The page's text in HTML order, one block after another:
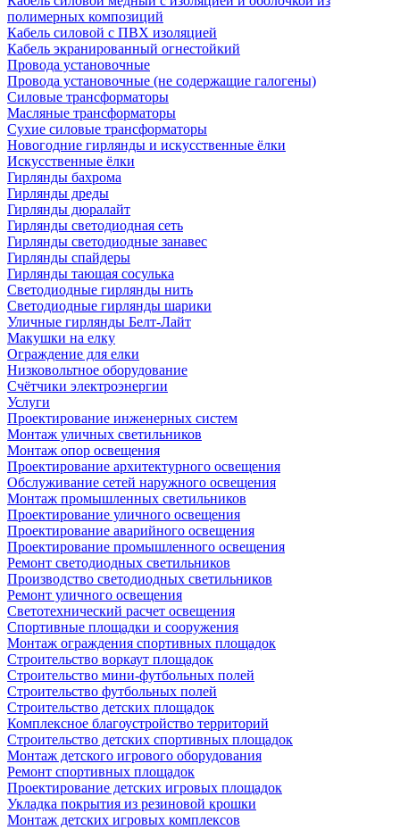
полимерных композиций
Кабель силовой с ПВХ изоляцией
Кабель экранированный огнестойкий
Провода установочные
Провода установочные (не содержащие галогены)
Силовые трансформаторы
Масляные трансформаторы
Сухие силовые трансформаторы
Новогодние гирлянды и искусственные ёлки
Искусственные ёлки
Гирлянды бахрома
Гирлянды дреды
Гирлянды дюралайт
Гирлянды светодиодная сеть
Гирлянды светодиодные занавес
Гирлянды спайдеры
Гирлянды тающая сосулька
Светодиодные гирлянды нить
Светодиодные гирлянды шарики
Уличные гирлянды Белт-Лайт
Макушки на елку
Ограждение для елки
Низковольтное оборудование
Счётчики электроэнергии
Услуги
Проектирование инженерных систем
Монтаж уличных светильников
Монтаж опор освещения
Проектирование архитектурного освещения
Обслуживание сетей наружного освещения
Монтаж промышленных светильников
Проектирование уличного освещения
Проектирование аварийного освещения
Проектирование промышленного освещения
Ремонт светодиодных светильников
Производство светодиодных светильников
Ремонт уличного освещения
Светотехнический расчет освещения
Спортивные площадки и сооружения
Монтаж ограждения спортивных площадок
Строительство воркаут площадок
Строительство мини-футбольных полей
Строительство футбольных полей
Строительство детских площадок
Комплексное благоустройство территорий
Строительство детских спортивных площадок
Монтаж детского игрового оборудования
Ремонт спортивных площадок
Проектирование детских игровых площадок
Укладка покрытия из резиновой крошки
Монтаж детских игровых комплексов